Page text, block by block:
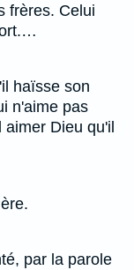
frères. Celui
haïsse son
n'aime pas
Dieu qu'il
par la parole